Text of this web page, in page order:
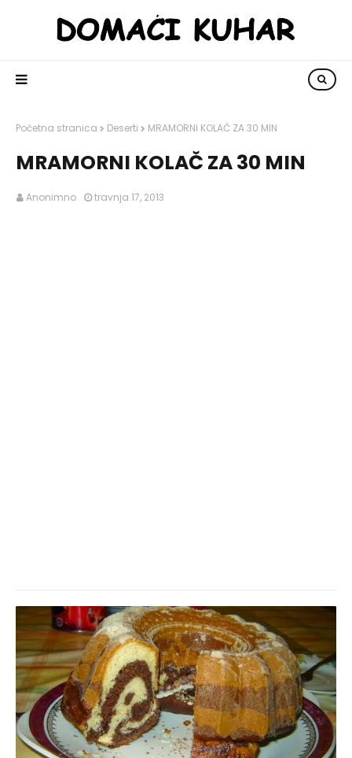
Početna stranica Deserti MRAMORNI KOLAČ ZA 30 MIN
MRAMORNI KOLAČ ZA 30 MIN
Anonimno travnja 17, 2013